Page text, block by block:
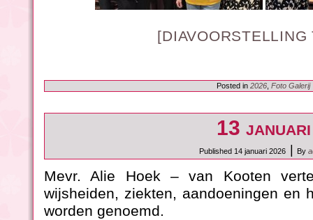
[DIAVOORSTELLING
Posted in 2026 Foto Galerij
13 januari
Published 14 januari 2026 By
Mevr. Alie Hoek – van Kooten
wijsheiden, ziekten, aandoeningen en
worden genoemd.